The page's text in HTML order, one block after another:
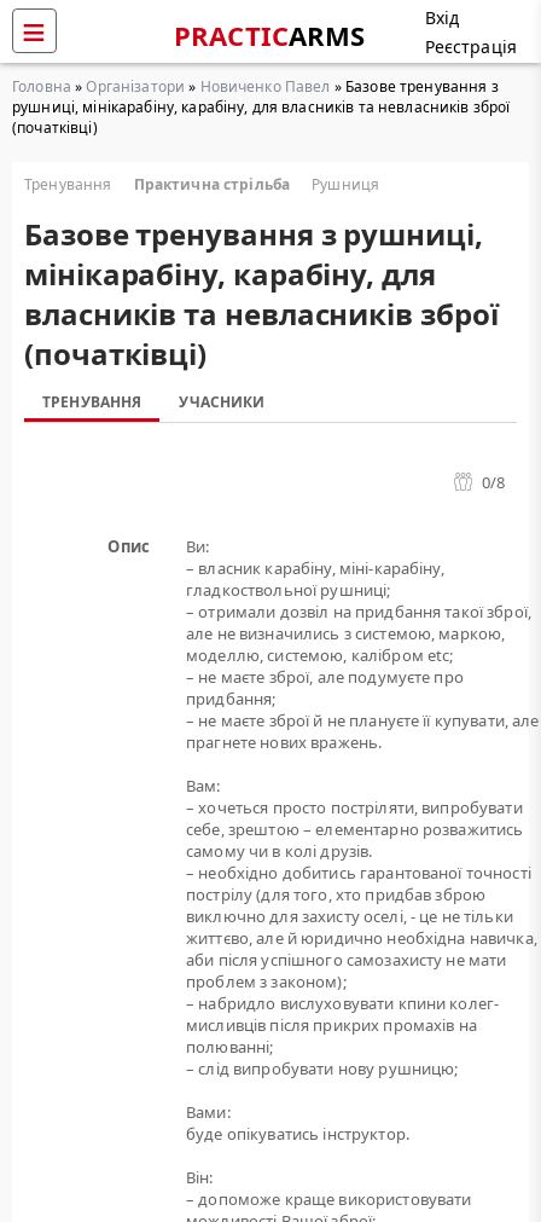
PRACTICARMS
Вхід
Реєстрація
Головна »Організатори » Новиченко Павел » Базове тренування з
рушниці, мінікарабіну, карабіну, для власників та невласників зброї
(початківці)
Тренування Практична стрільба Рушниця
Базове тренування з рушниці,
мінікарабіну, карабіну, для
власників та невласників зброї
(початківці)
ТРЕНУВАННЯ УЧАСНИКИ
0/8
Опис
Ви:
– власник карабіну, міні-карабіну,
гладкоствольної рушниці;
– отримали дозвіл на придбання такої зброї,
але не визначились з системою, маркою,
моделлю, системою, калібром etc;
– не маєте зброї, але подумуєте про
придбання;
– не маєте зброї й не плануєте її купувати, але
прагнете нових вражень.
Вам:
– хочеться просто постріляти, випробувати
себе, зрештою – елементарно розважитись
самому чи в колі друзів.
– необхідно добитись гарантованої точності
пострілу (для того, хто придбав зброю
виключно для захисту оселі, - це не тільки
життєво, але й юридично необхідна навичка,
аби після успішного самозахисту не мати
проблем з законом);
– набридло вислуховувати кпини колег-
мисливців після прикрих промахів на
полюванні;
– слід випробувати нову рушницю;
Вами:
буде опікуватись інструктор.
Він:
– допоможе краще використовувати